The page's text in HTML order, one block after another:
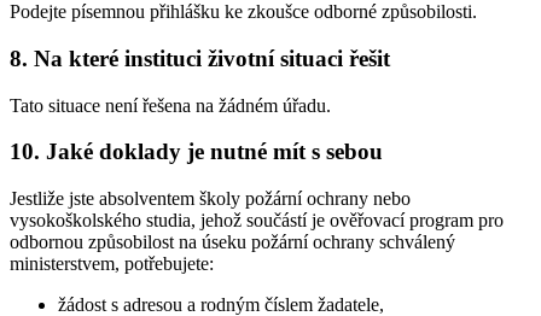
Podejte písemnou přihlášku ke zkoušce odborné způsobilosti.
8. Na které instituci životní situaci řešit
Tato situace není řešena na žádném úřadu.
10. Jaké doklady je nutné mít s sebou
Jestliže jste absolventem školy požární ochrany nebo
vysokoškolského studia, jehož součástí je ověřovací program pro
odbornou způsobilost na úseku požární ochrany schválený
ministerstvem, potřebujete:
žádost s adresou a rodným číslem žadatele,